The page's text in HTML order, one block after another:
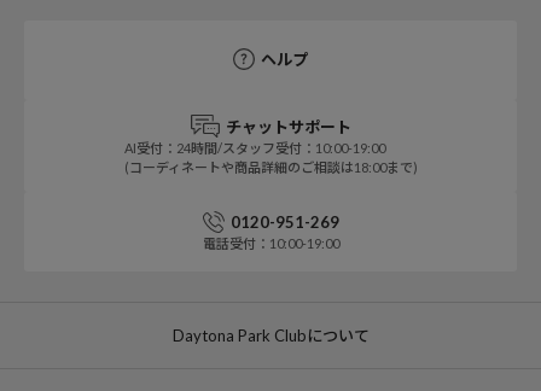
ヘルプ
チャットサポート
AI受付：24時間/スタッフ受付：10:00-19:00
(コーディネートや商品詳細のご相談は18:00まで)
0120-951-269
電話受付：10:00-19:00
Daytona Park Clubについて